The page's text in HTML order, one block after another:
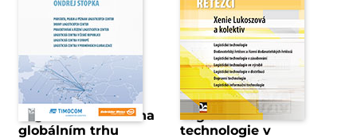
Logistická centra na
globálním trhu
Logistické
technologie v